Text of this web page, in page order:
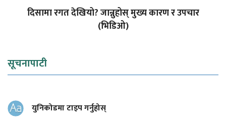
दिसामा रगत देखियो? जान्नुहोस् मुख्य कारण र उपचार
(भिडिओ)
सूचनापाटी
युनिकोडमा टाइप गर्नुहोस्